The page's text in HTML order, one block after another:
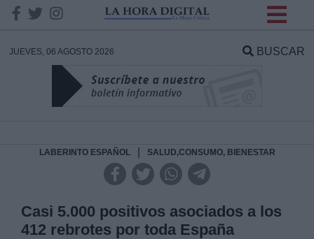
JUEVES, 06 AGOSTO 2026 BUSCAR
LABERINTO ESPAÑOL SALUD,CONSUMO, BIENESTAR
Casi 5.000 positivos asociados a los
412 rebrotes por toda España
DATOS
Responsable: